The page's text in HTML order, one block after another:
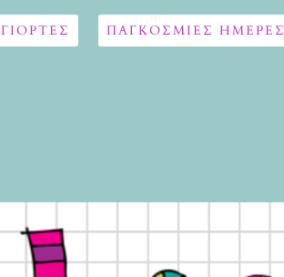
ΓΙΟΡΤΈΣ ΠΑΓΚΟΣΜΙΕΣ ΗΜΕΡΕΣ